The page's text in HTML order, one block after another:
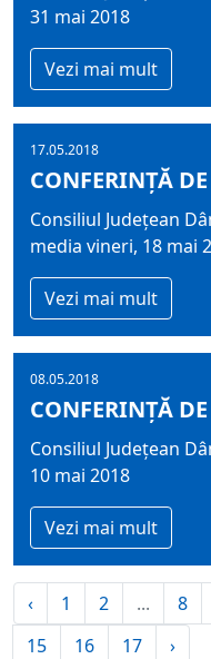
31 mai 2018
Vezi mai mult
17.05.2018
CONFERINȚĂ
Consiliul Judeţean
media vineri, 18 mai
Vezi mai mult
08.05.2018
CONFERINȚĂ
Consiliul Judeţean
10 mai 2018
Vezi mai mult
‹ 1 2 ... 8
15
16 17 ›